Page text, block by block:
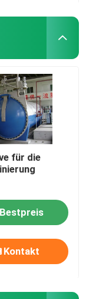
für die
Bestpreis
Kontakt